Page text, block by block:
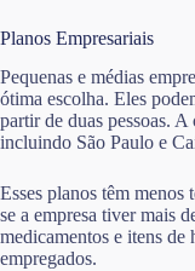
Planos Empresariais
Pequenas e médias
ótima escolha. Eles
partir de duas pessoas.
incluindo São Paulo e
Esses planos têm menos
se a empresa tiver mais
medicamentos e itens de
empregados.